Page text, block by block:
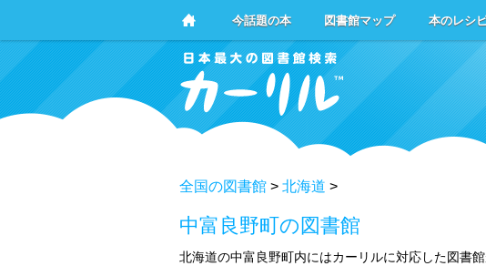
今話題の本 図書館マップ 本のレシ
全国の図書館 > 北海道 >
中富良野町の図書館
北海道の中富良野町内にはカーリルに対応した図書館